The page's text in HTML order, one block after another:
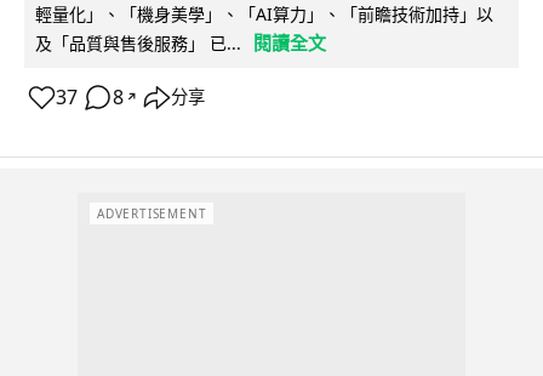
輕量化」、「機身美學」、「AI算力」、「前瞻技術加持」以
及「品質與售後服務」 已...
閱讀全文
37 8 ↗ 分享
ADVERTISEMENT